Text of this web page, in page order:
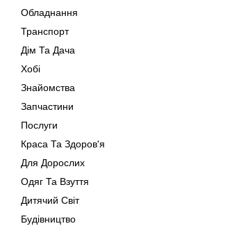
Обладнання
Транспорт
Дім Та Дача
Хобі
Знайомства
Запчастини
Послуги
Краса Та Здоров'я
Для Дорослих
Одяг Та Взуття
Дитячий Світ
Будівництво